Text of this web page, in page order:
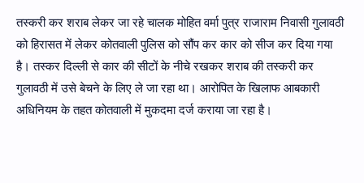
तस्करी कर शराब लेकर जा रहे चालक मोहित वर्मा पुत्र राजाराम निवासी गुलावठी
को हिरासत में लेकर कोतवाली पुलिस को सौंप कर कार को सीज कर दिया गया
है। तस्कर दिल्ली से कार की सीटों के नीचे रखकर शराब की तस्करी कर
गुलावठी में उसे बेचने के लिए ले जा रहा था। आरोपित के खिलाफ आबकारी
अधिनियम के तहत कोतवाली में मुकदमा दर्ज कराया जा रहा है।